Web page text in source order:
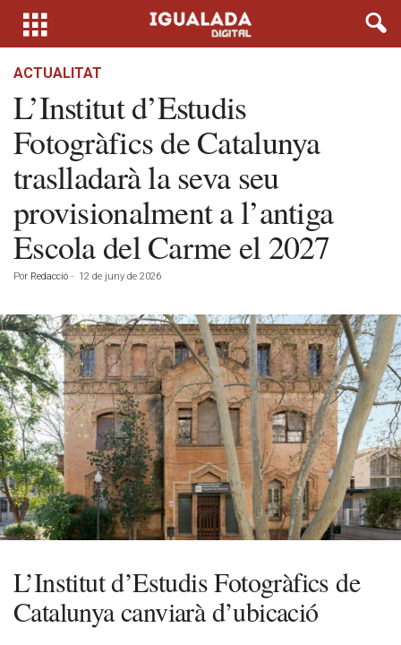
ACTUALITAT
L’Institut d’Estudis
Fotogràfics de Catalunya
traslladarà la seva seu
provisionalment a l’antiga
Escola del Carme el 2027
Por Redacció - 12 de juny de 2026
L’Institut d’Estudis Fotogràfics de
Catalunya canviarà d’ubicació